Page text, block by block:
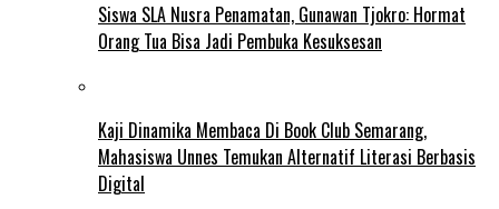
Siswa SLA Nusra Penamatan, Gunawan Tjokro: Hormat
Orang Tua Bisa Jadi Pembuka Kesuksesan
Kaji Dinamika Membaca Di Book Club Semarang,
Mahasiswa Unnes Temukan Alternatif Literasi Berbasis
Digital